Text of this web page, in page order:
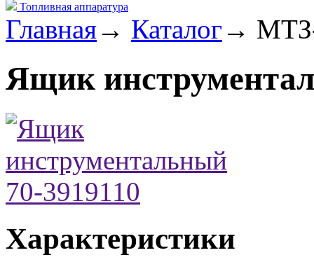
Топливная аппаратура
Главная→ Каталог →
Ящик
Характеристики